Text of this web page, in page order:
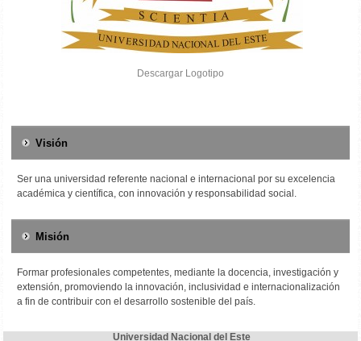
Descargar Logotipo
Visión
Ser una universidad referente nacional e internacional por su excelencia
académica y científica, con innovación y responsabilidad social.
Misión
Formar profesionales competentes, mediante la docencia, investigación y
extensión, promoviendo la innovación, inclusividad e internacionalización
a fin de contribuir con el desarrollo sostenible del país.
Universidad Nacional del Este